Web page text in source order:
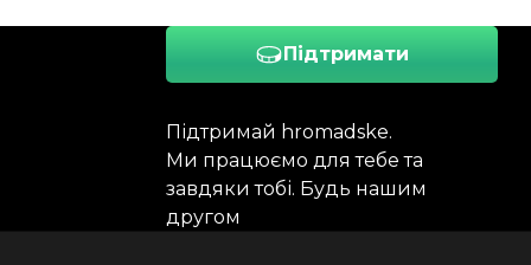
Підтримати
Підтримай hromadske.
Ми працюємо для тебе та
завдяки тобі. Будь нашим
другом